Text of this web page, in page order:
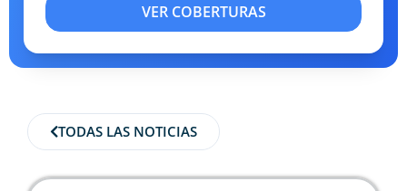
VER COBERTURAS
TODAS LAS NOTICIAS